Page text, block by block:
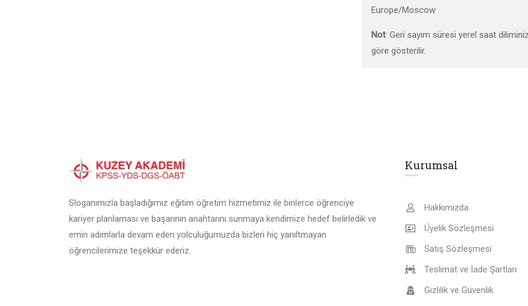
Europe/Moscow
Not: Geri sayım süresi yerel saat
göre gösterilir.
Sloganımızla başladığımız eğitim öğretim hizmetimiz ile binlerce öğrenciye
kariyer planlaması ve başarının anahtarını sunmaya kendimize hedef belirledik ve
emin adımlarla devam eden yolculuğumuzda bizleri hiç yanıltmayan
öğrencilerimize teşekkür ederiz.
Kurumsal
Hakkımızda
Üyelik Sözleşmesi
Satış Sözleşmesi
Teslimat ve İade Şartları
Gizlilik ve Güvenlik